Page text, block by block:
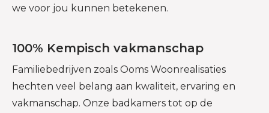
we voor jou kunnen betekenen.
100% Kempisch vakmanschap
Familiebedrijven zoals Ooms Woonrealisaties
hechten veel belang aan kwaliteit, ervaring en
vakmanschap. Onze badkamers tot op de